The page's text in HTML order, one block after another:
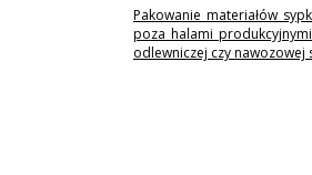
Pakowanie materiałów
poza halami
odlewniczej czy nawozowej